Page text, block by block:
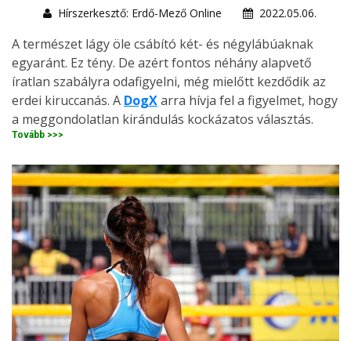
Hírszerkesztő: Erdő-Mező Online
2022.05.06.
A természet lágy öle csábító két- és négylábúaknak
egyaránt. Ez tény. De azért fontos néhány alapvető
íratlan szabályra odafigyelni, még mielőtt kezdődik az
erdei kiruccanás. A DogXarra hívja fel a figyelmet, hogy
a meggondolatlan kirándulás kockázatos választás.
Tovább >>>